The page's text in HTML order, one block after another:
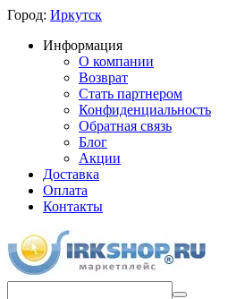
Город: Иркутск
Информация
О компании
Возврат
Стать партнером
Конфиденциальность
Обратная связь
Блог
Акции
Доставка
Оплата
Контакты